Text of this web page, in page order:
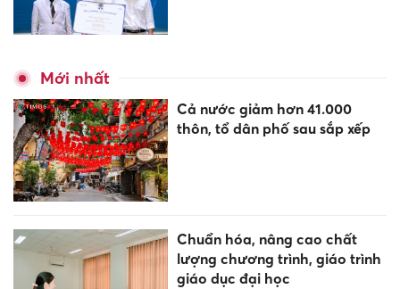
Mới nhất
Cả nước giảm hơn 41.000
thôn, tổ dân phố sau sắp xếp
Chuẩn hóa, nâng cao chất
lượng chương trình, giáo trình
giáo dục đại học